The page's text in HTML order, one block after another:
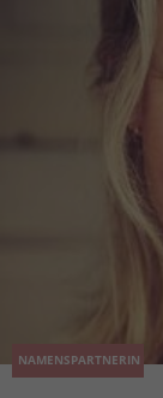
NAMENSPARTNERIN